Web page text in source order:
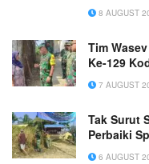
8 AUGUST
Tim
Ke-129
7 AUGUST
Tak Surut
Perbaiki
6 AUGUST